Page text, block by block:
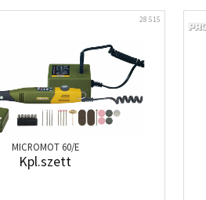
28.515
MICROMOT 60/E
Kpl.szett